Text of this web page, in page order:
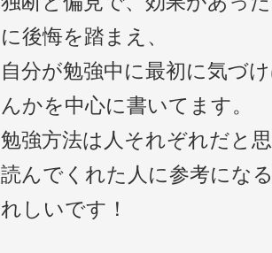
に後悔を踏まえ、
自分が勉強中に最初に気づ
んかを中心に書いてます。
勉強方法は人それぞれだと
読んでくれた人に参考にな
れしいです！